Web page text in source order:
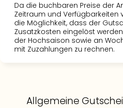
Da die buchbaren Preise der
Zeitraum und Verfügbarkeiten
die Möglichkeit, dass der
Zusatzkosten eingelöst
der Hochsaison sowie an
mit Zuzahlungen zu rechnen.
Allgemeine